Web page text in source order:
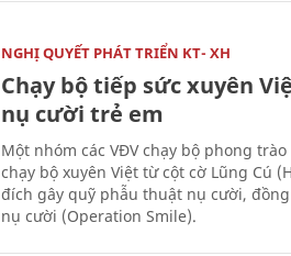
NGHỊ QUYẾT PHÁT TRIỂN KT- XH
Chạy bộ tiếp sức xuyên
nụ cười trẻ em
Một nhóm các VĐV chạy bộ phong
chạy bộ xuyên Việt từ cột cờ Lũng Cú
đích gây quỹ phẫu thuật nụ cười,
nụ cười (Operation Smile).